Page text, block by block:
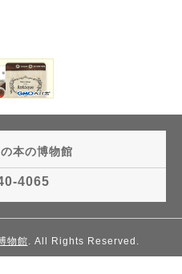
本の博物館
4065
物館 . All Rights Reserved.